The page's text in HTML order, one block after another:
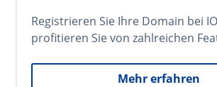
Registrieren Sie Ihre Domain bei
profitieren Sie von zahlreichen
Mehr erfahren